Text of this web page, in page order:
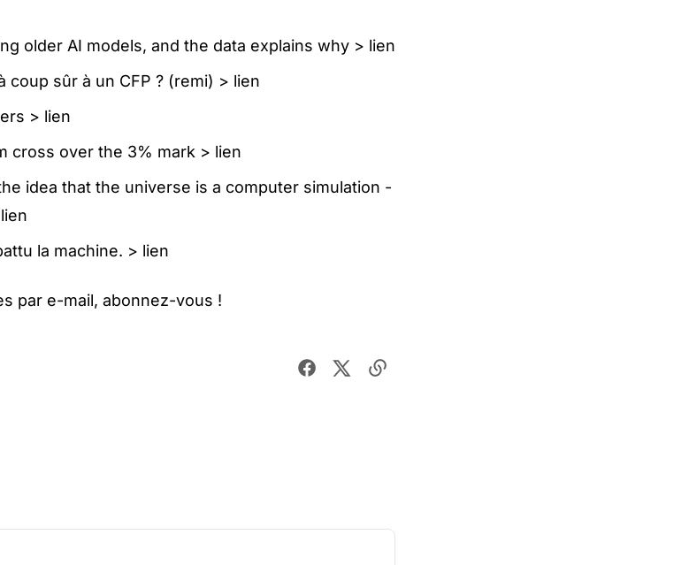
older AI models, and the data explains why > lien
sûr à un CFP ? (remi) > lien
> lien
cross over the 3% mark > lien
idea that the universe is a computer simulation -
lien
la machine. > lien
par e-mail, abonnez-vous !